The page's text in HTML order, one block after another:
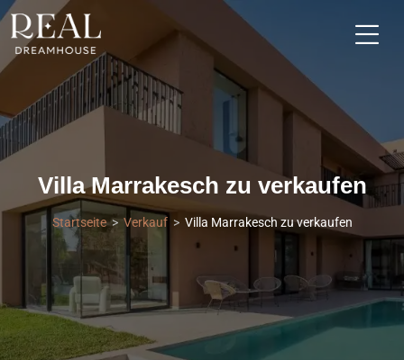
Villa Marrakesch zu verkaufen
Startseite Verkauf Villa Marrakesch zu verkaufen